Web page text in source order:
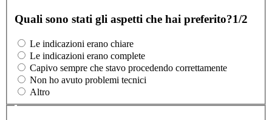
Quali sono stati gli aspetti che hai preferito?1/2
Le indicazioni erano chiare
Le indicazioni erano complete
Capivo sempre che stavo procedendo correttamente
Non ho avuto problemi tecnici
Altro